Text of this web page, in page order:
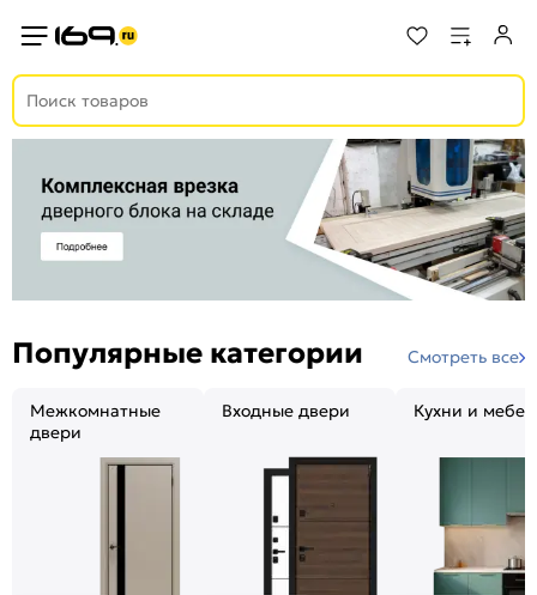
Популярные категории Смотреть все
Межкомнатные
двери
Входные двери Кухни и